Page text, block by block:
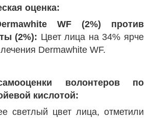
оценка:
WF (2%) против
(2%): Цвет лица на 34% ярче
Dermawhite WF.
волонтеров по
кислотой:
светлый цвет лица, отметили